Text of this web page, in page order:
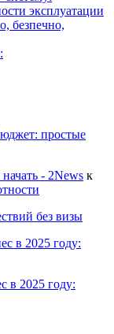
эксплуатации
безпечно,
простые
- 2News к
без визы
в 2025 году:
в 2025 году: